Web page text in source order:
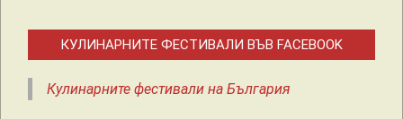
КУЛИНАРНИТЕ ФЕСТИВАЛИ ВЪВ FACEBOOK
Кулинарните фестивали на България